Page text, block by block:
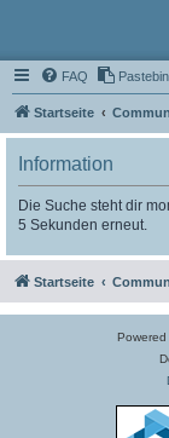
FAQ Pastebin
Startseite
Information
Die Suche steht dir
5 Sekunden erneut.
Startseite
Powered